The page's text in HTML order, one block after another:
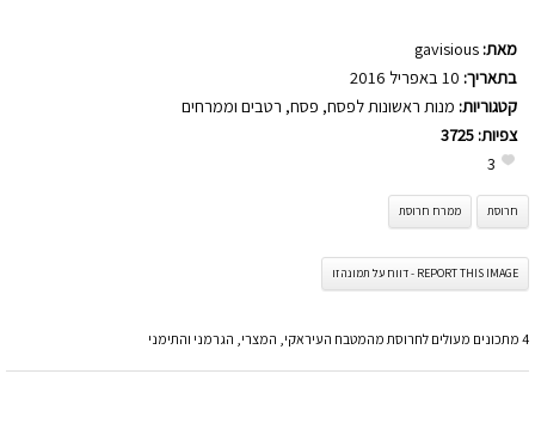
מאת: gavisious
בתאריך:
קטגוריות: מנות ראשונות לפסח, פסח, רטבים וממרחים
צפיות: 3725
3
חרוסת ממרח חרוסת
REPORT THIS IMAGE - דווח על תמונה זו
4 מתכונים מעולים לחרוסת מהמטבח העיראקי, המצרי, הגרמני והתימני